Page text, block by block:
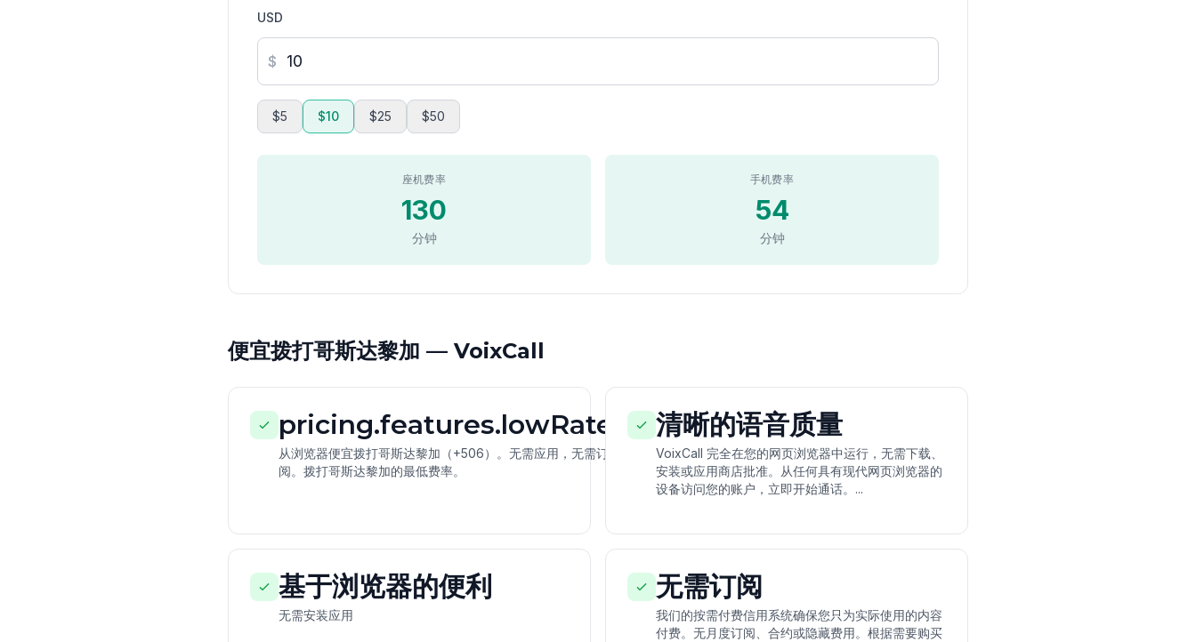
USD
$
$5 $10 $25 $50
座机费率
130
分钟
手机费率
54
分钟
便宜拨打哥斯达黎加 — VoixCall
pricing.features.lowRates
从浏览器便宜拨打哥斯达黎加（+506）。无需应用，无需订
阅。拨打哥斯达黎加的最低费率。
清晰的语音质量
VoixCall 完全在您的网页浏览器中运行，无需下载、
安装或应用商店批准。从任何具有现代网页浏览器的
设备访问您的账户，立即开始通话。...
基于浏览器的便利
无需安装应用
无需订阅
我们的按需付费信用系统确保您只为实际使用的内容
付费。无月度订阅、合约或隐藏费用。根据需要购买